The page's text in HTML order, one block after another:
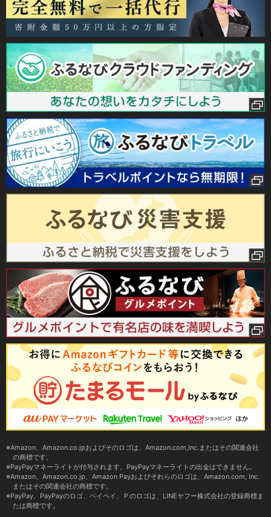
Amazon、Amazon.co.jpおよびそのロゴは、Amazon.com,Inc.またはその関連会社
の商標です。
PayPayマネーライトが付与されます。PayPayマネーライトの出金はできません。
Amazon、Amazon.co.jp、Amazon Payおよびそれらのロゴは、Amazon.com, Inc.
またはその関連会社の商標です。
PayPay、PayPayのロゴ、ペイペイ、Ｐのロゴは、LINEヤフー株式会社の登録商標ま
たは商標です。